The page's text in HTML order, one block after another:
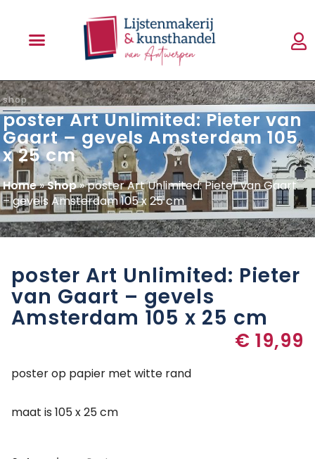
shop
poster Art Unlimited: Pieter van
Gaart – gevels Amsterdam 105
x 25 cm
Home»Shop»poster Art Unlimited: Pieter van Gaart
– gevels Amsterdam 105 x 25 cm
poster Art Unlimited: Pieter
van Gaart – gevels
Amsterdam 105 x 25 cm
€ 19,99
poster op papier met witte rand
maat is 105 x 25 cm